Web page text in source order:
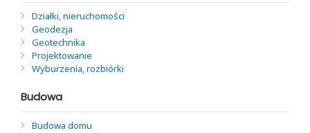
Działki, nieruchomości
Geodezja
Geotechnika
Projektowanie
Wyburzenia, rozbiórki
Budowa
Budowa domu